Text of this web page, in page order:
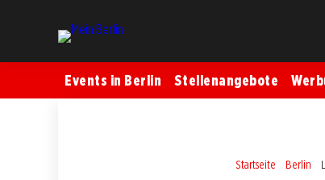
Events in Berlin Stellenangebote
Startseite Berlin